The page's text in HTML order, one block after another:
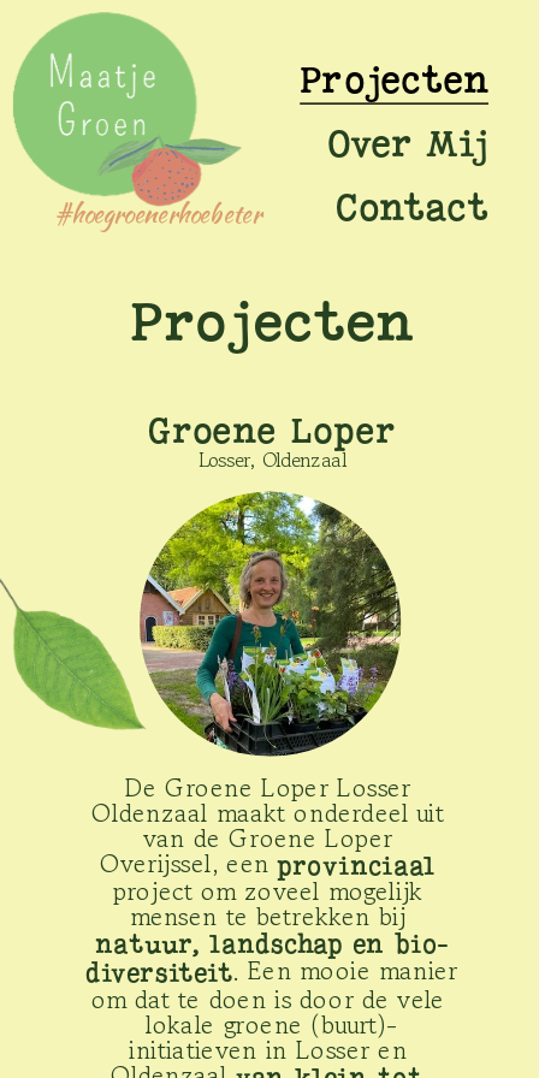
Projecten
Over Mij
Contact
#hoegroenerhoebeter
Projecten
Groene Loper
Losser, Oldenzaal
De Groene Loper Losser
Oldenzaal maakt onderdeel uit
van de Groene Loper
Overijssel, een provinciaal
project om zoveel mogelijk
natuur, landschap en bio-
diversiteit. Een mooie manier
om dat te doen is door de vele
lokale groene (buurt)-
initiatieven in Losser en